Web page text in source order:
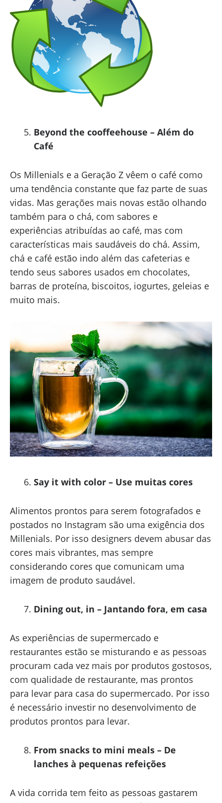
Beyond the cooffeehouse – Além do
Café
Os Millenials e a Geração Z vêem o café como
uma tendência constante que faz parte de suas
vidas. Mas gerações mais novas estão olhando
também para o chá, com sabores e
experiências atribuídas ao café, mas com
características mais saudáveis do chá. Assim,
chá e café estão indo além das cafeterias e
tendo seus sabores usados em chocolates,
barras de proteína, biscoitos, iogurtes, geleias e
muito mais.
Say it with color – Use muitas cores
Alimentos prontos para serem fotografados e
postados no Instagram são uma exigência dos
Millenials. Por isso designers devem abusar das
cores mais vibrantes, mas sempre
considerando cores que comunicam uma
imagem de produto saudável.
Dining out, in – Jantando fora, em casa
As experiências de supermercado e
restaurantes estão se misturando e as pessoas
procuram cada vez mais por produtos gostosos,
com qualidade de restaurante, mas prontos
para levar para casa do supermercado. Por isso
é necessário investir no desenvolvimento de
produtos prontos para levar.
From snacks to mini meals – De
lanches à pequenas refeições
A vida corrida tem feito as pessoas gastarem